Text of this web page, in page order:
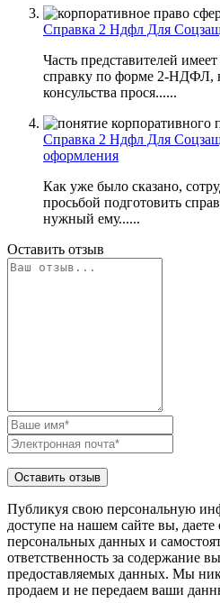
Справка 2 Ндфл Для
Часть представителей
справку по форме 2-НДФЛ,
консульства прося......
Справка 2 Ндфл Для
оформления
Как уже было сказано,
просьбой подготовить
нужный ему......
Оставить отзыв
Публикуя свою персональную
доступе на нашем сайте вы, даете
персональных данных и
ответственность за содержание
предоставляемых данных. Мы
продаем и не передаем ваши